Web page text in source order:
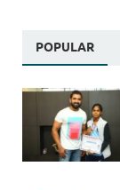
POPULAR